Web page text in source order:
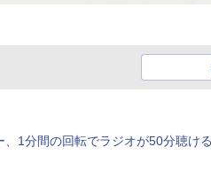
、1分間の回転でラジオが50分聴け